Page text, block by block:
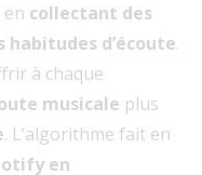
collectant des
d’écoute.
à chaque
musicale plus
. L’algorithme fait en
en